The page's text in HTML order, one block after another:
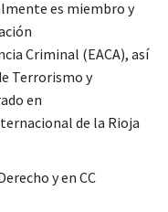
es miembro y
Criminal (EACA), así
Terrorismo y
en
de la Rioja
y en CC